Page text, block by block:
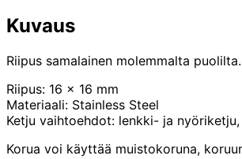
Kuvaus
Riipus samalainen molemmalta puolilta.
Riipus: 16 x 16 mm
Materiaali: Stainless Steel
Ketju vaihtoehdot: lenkki- ja
Korua voi käyttää muistokoruna,